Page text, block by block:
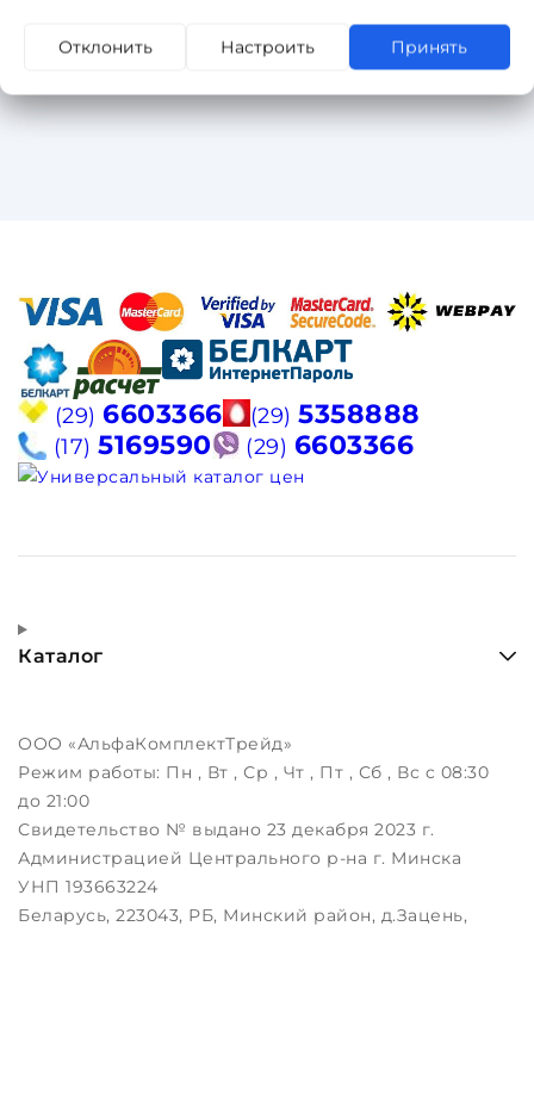
(29) 6603366 (29) 5358888
(17) 5169590 (29) 6603366
Каталог
ООО «АльфаКомплектТрейд»
Режим работы: Пн , Вт , Ср , Чт , Пт , Сб , Вс c 08:30
до 21:00
Свидетельство № выдано 23 декабря 2023 г.
Администрацией Центрального р-на г. Минска
УНП 193663224
Беларусь, 223043, РБ, Минский район, д.Зацень,
Отклонить Настроить Принять